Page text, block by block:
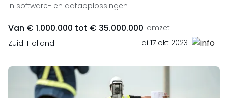
In software- en dataoplossingen
Van € 1.000.000 tot € 35.000.000 omzet
Zuid-Holland
di 17 okt 2023